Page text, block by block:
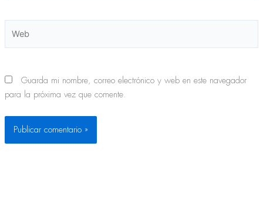
Guarda mi nombre, correo electrónico y web en este navegador
para la próxima vez que comente.